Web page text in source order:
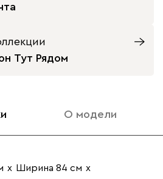
Тут Рядом
О модели
х Ширина 84 см х